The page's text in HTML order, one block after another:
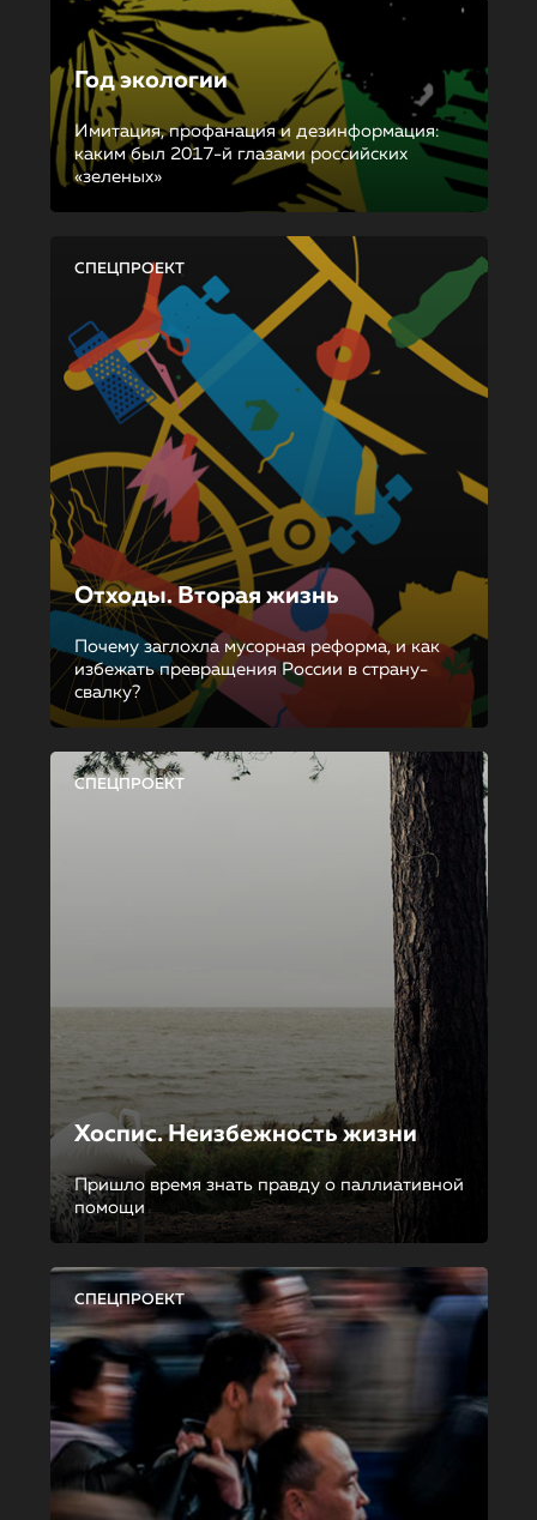
Год экологии
Имитация, профанация и дезинформация:
каким был 2017-й глазами российских
«зеленых»
СПЕЦПРОЕКТ
Отходы. Вторая жизнь
Почему заглохла мусорная реформа, и как
избежать превращения России в страну-
свалку?
СПЕЦПРОЕКТ
Хоспис. Неизбежность жизни
Пришло время знать правду о паллиативной
помощи
СПЕЦПРОЕКТ